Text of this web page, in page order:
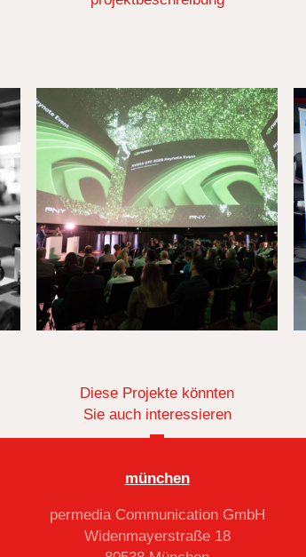
Diese Projekte könnten
Sie auch interessieren
münchen
permedia Communication GmbH
Widenmayerstraße 18